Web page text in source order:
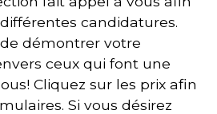
candidatures.
démontrer votre
ceux qui font une
Cliquez sur les prix afin
Si vous désirez